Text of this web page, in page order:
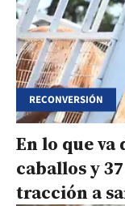
RECONVERSIÓN
En lo que
caballos y
tracción a